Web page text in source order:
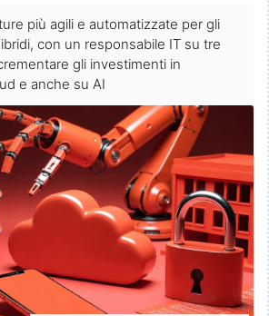
più agili e automatizzate per gli
con un responsabile IT su tre
gli investimenti in
e anche su AI